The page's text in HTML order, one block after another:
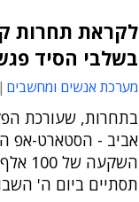
לקראת תחרות
בשלבי הסיד
מערכת אנשים ומחשבים
בתחרות, שעורכת
אביב - הסטארט-אפ
תסתיים ביום ה' השבוע,